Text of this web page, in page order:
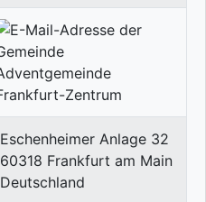
Eschenheimer Anlage 32
60318 Frankfurt am Main
Deutschland